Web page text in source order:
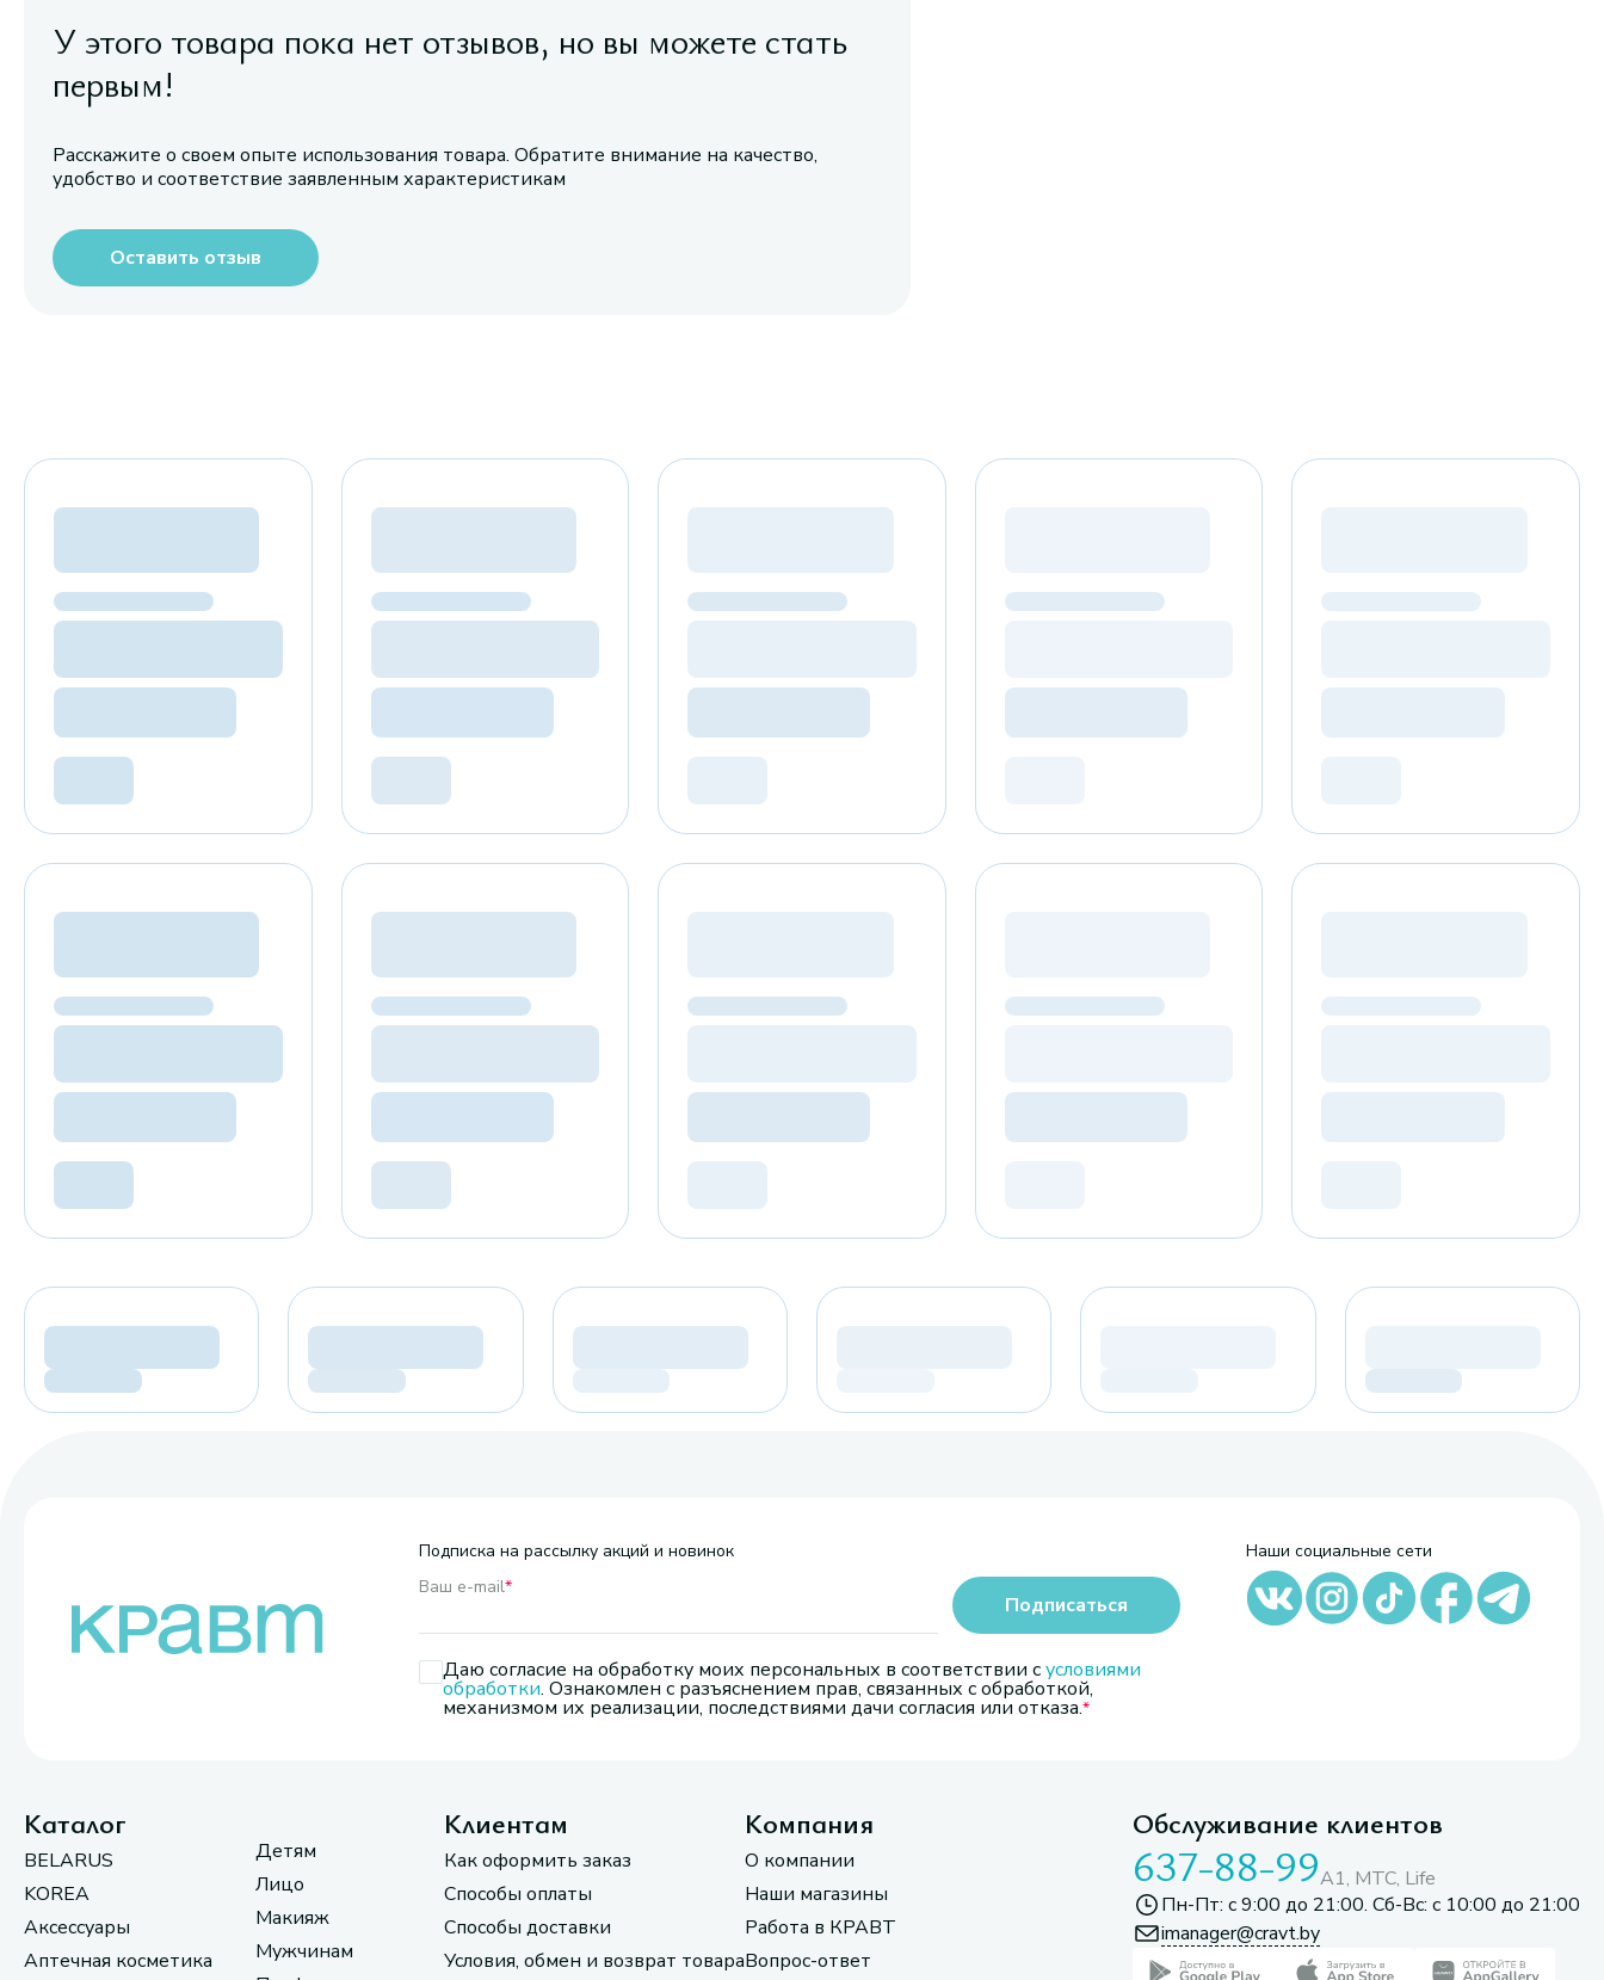
У этого товара пока нет отзывов, но вы можете стать
первым!
Расскажите о своем опыте использования товара. Обратите внимание на качество,
удобство и соответствие заявленным характеристикам
Оставить отзыв
Подписка на рассылку акций и новинок
Ваш e-mail*
Даю согласие на обработку моих персональных в соответствии сусловиями
обработки. Ознакомлен с разъяснением прав, связанных с обработкой,
механизмом их реализации, последствиями дачи согласия или отказа.
Подписаться
Наши социальные сети
Каталог
BELARUS
KOREA
Аксессуары
Аптечная косметика
Детям
Лицо
Макияж
Мужчинам
Клиентам
Как оформить заказ
Способы оплаты
Способы доставки
Условия, обмен и возврат товара
Компания
О компании
Наши магазины
Работа в КРАВТ
Вопрос-ответ
Обслуживание клиентов
637-88-99A1, МТС, Life
Пн-Пт: с 9:00 до 21:00. Сб-Вс: с 10:00 до 21:00
imanager@cravt.by